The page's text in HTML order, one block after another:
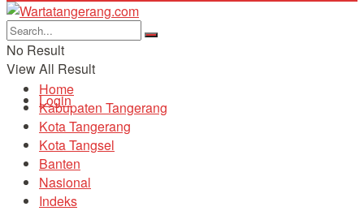
No Result
View All Result
Login
Home
Kabupaten Tangerang
Kota Tangerang
Kota Tangsel
Banten
Nasional
Indeks